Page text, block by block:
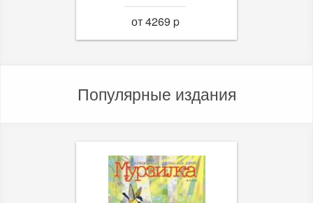
от 4269 p
Популярные издания